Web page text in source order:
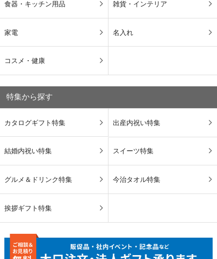
食器・キッチン用品 雑貨・インテリア
家電 名入れ
コスメ・健康
特集から探す
カタログギフト特集 出産内祝い特集
結婚内祝い特集 スイーツ特集
グルメ＆ドリンク特集 今治タオル特集
挨拶ギフト特集